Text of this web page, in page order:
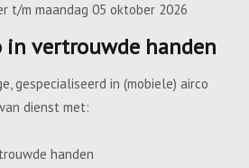
t/m maandag 05 oktober 2026
in vertrouwde handen
gespecialiseerd in (mobiele) airco
dienst met:
handen